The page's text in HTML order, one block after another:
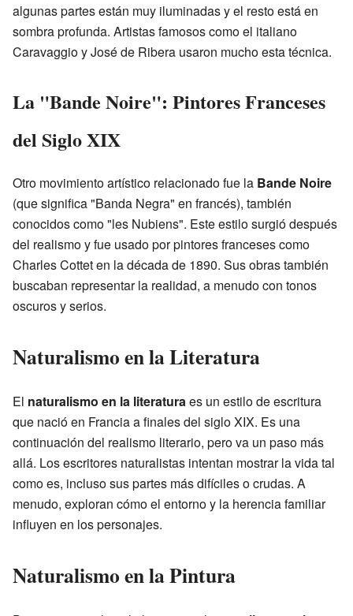
algunas partes están muy iluminadas y el resto está en
sombra profunda. Artistas famosos como el italiano
Caravaggio y José de Ribera usaron mucho esta técnica.
La "Bande Noire": Pintores Franceses
del Siglo XIX
Otro movimiento artístico relacionado fue la Bande Noire
(que significa "Banda Negra" en francés), también
conocidos como "les Nubiens". Este estilo surgió después
del realismo y fue usado por pintores franceses como
Charles Cottet en la década de 1890. Sus obras también
buscaban representar la realidad, a menudo con tonos
oscuros y serios.
Naturalismo en la Literatura
El naturalismo en la literaturaes un estilo de escritura
que nació en Francia a finales del siglo XIX. Es una
continuación del realismo literario, pero va un paso más
allá. Los escritores naturalistas intentan mostrar la vida tal
como es, incluso sus partes más difíciles o crudas. A
menudo, exploran cómo el entorno y la herencia familiar
influyen en los personajes.
Naturalismo en la Pintura